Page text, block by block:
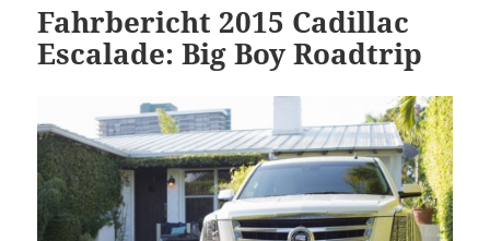
Fahrbericht 2015 Cadillac
Escalade: Big Boy Roadtrip